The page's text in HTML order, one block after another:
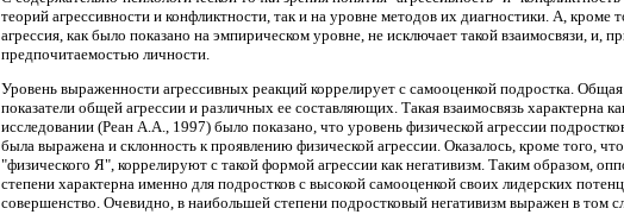
теорий агрессивности и конфликтности, так и на уровне методов их диагностики. А,
агрессия, как было показано на эмпирическом уровне, не исключает такой взаимосвязи,
предпочитаемостью личности.
Уровень выраженности агрессивных реакций коррелирует с самооценкой подростка.
показатели общей агрессии и различных ее составляющих. Такая взаимосвязь
исследовании (Реан А.А., 1997) было показано, что уровень физической агрессии
была выражена и склонность к проявлению физической агрессии. Оказалось, кроме того,
"физического Я", коррелируют с такой формой агрессии как негативизм. Таким образом,
степени характерна именно для подростков с высокой самооценкой своих лидерских
совершенство. Очевидно, в наибольшей степени подростковый негативизм выражен в том